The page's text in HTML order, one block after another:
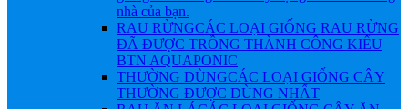
nhà của bạn.
RAU RỪNGCÁC LOẠI GIỐNG RAU RỪNG
ĐÃ ĐƯỢC TRỒNG THÀNH CÔNG KIỂU
BTN AQUAPONIC
THƯỜNG DÙNGCÁC LOẠI GIỐNG CÂY
THƯỜNG ĐƯỢC DÙNG NHẤT